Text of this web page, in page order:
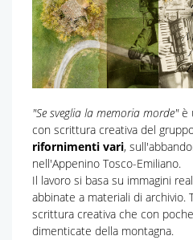
"Se sveglia la memoria morde"è
con scrittura creativa del
rifornimenti vari,
nell'Appenino Tosco-Emiliano.
Il lavoro si basa su immagini
abbinate a materiali di
scrittura creativa che con
dimenticate della montagna.